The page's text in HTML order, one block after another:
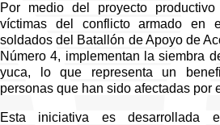
Por medio del proyecto productivo
víctimas del conflicto armado en
soldados del Batallón de Apoyo de
Número 4, implementan la siembra
yuca, lo que representa un
personas que han sido afectadas por
Esta iniciativa es desarrollada